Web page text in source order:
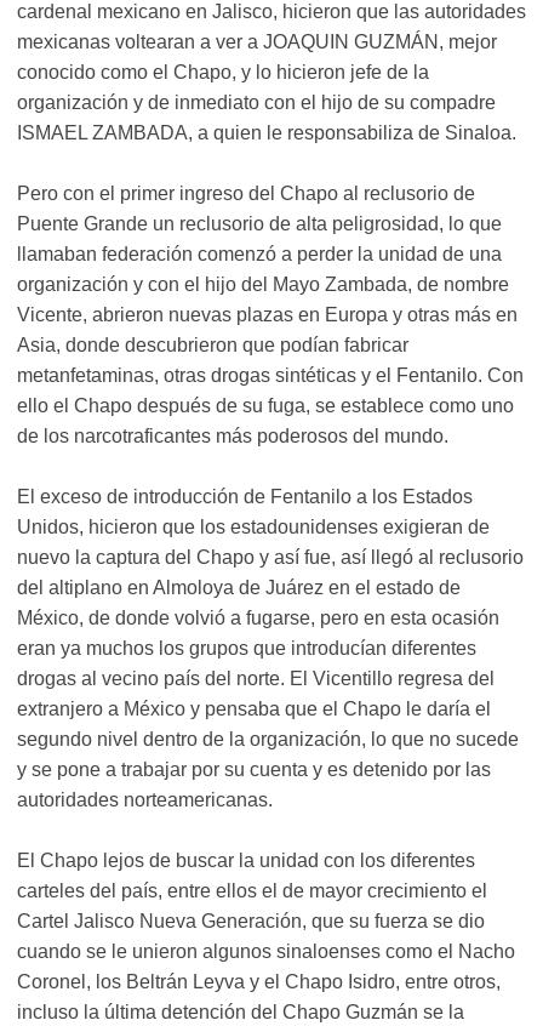
cardenal mexicano en Jalisco, hicieron que las autoridades
mexicanas voltearan a ver a JOAQUIN GUZMÁN, mejor
conocido como el Chapo, y lo hicieron jefe de la
organización y de inmediato con el hijo de su compadre
ISMAEL ZAMBADA, a quien le responsabiliza de Sinaloa.
Pero con el primer ingreso del Chapo al reclusorio de
Puente Grande un reclusorio de alta peligrosidad, lo que
llamaban federación comenzó a perder la unidad de una
organización y con el hijo del Mayo Zambada, de nombre
Vicente, abrieron nuevas plazas en Europa y otras más en
Asia, donde descubrieron que podían fabricar
metanfetaminas, otras drogas sintéticas y el Fentanilo. Con
ello el Chapo después de su fuga, se establece como uno
de los narcotraficantes más poderosos del mundo.
El exceso de introducción de Fentanilo a los Estados
Unidos, hicieron que los estadounidenses exigieran de
nuevo la captura del Chapo y así fue, así llegó al reclusorio
del altiplano en Almoloya de Juárez en el estado de
México, de donde volvió a fugarse, pero en esta ocasión
eran ya muchos los grupos que introducían diferentes
drogas al vecino país del norte. El Vicentillo regresa del
extranjero a México y pensaba que el Chapo le daría el
segundo nivel dentro de la organización, lo que no sucede
y se pone a trabajar por su cuenta y es detenido por las
autoridades norteamericanas.
El Chapo lejos de buscar la unidad con los diferentes
carteles del país, entre ellos el de mayor crecimiento el
Cartel Jalisco Nueva Generación, que su fuerza se dio
cuando se le unieron algunos sinaloenses como el Nacho
Coronel, los Beltrán Leyva y el Chapo Isidro, entre otros,
incluso la última detención del Chapo Guzmán se la